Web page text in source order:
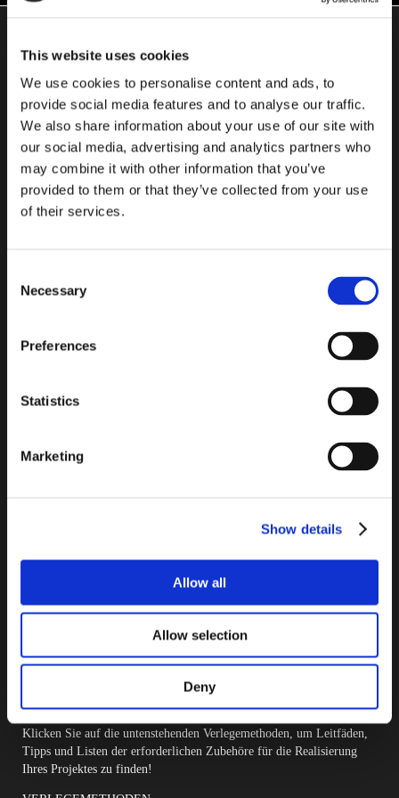
This website uses cookies
We use cookies to personalise content and ads, to
provide social media features and to analyse our traffic.
We also share information about your use of our site with
our social media, advertising and analytics partners who
may combine it with other information that you’ve
provided to them or that they’ve collected from your use
of their services.
Selection
Necessary
Preferences
Statistics
Marketing
Show details
Allow all
Allow selection
Deny
WERDEN SIE TEIL UNSERER
COMMUNITY!
Abonnieren sie unseren newsletter und erhalten sie die neuesten
informationen uber undere produkte.
E-
Mail-
Geben
E-
unseren
zu
AUF DER SUCHE NACH
PRODUKTEN
HERKÖMMLICHE VERLEGUNG
ODER DO-IT-YOURSELF?
In diesem Bereich finden Sie alle erforderlichen Informationen für die
Wahl der am besten auf Ihre Bedürfnisse abgestimmten
Klicken Sie auf die untenstehenden Verlegemethoden, um Leitfäden,
Tipps und Listen der erforderlichen Zubehöre für die Realisierung
Ihres Projektes zu finden!